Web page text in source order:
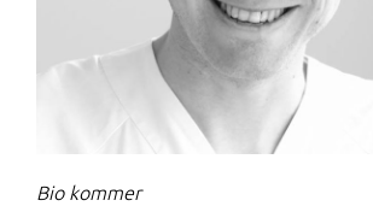
Bio kommer